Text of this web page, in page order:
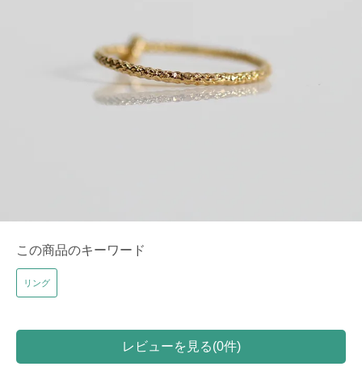
この商品のキーワード
リング
レビューを見る(0件)